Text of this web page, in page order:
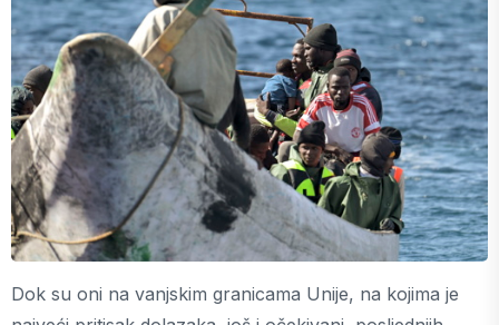
Dok su oni na vanjskim granicama Unije, na kojima je